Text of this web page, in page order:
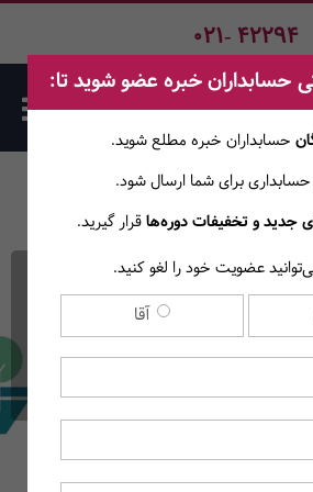
021- 42294
عالی پرورش
مالی
حسابداران خبره عضو شوید تا:
حسابداران خبره مطلع ‎شوید.
حسابداری برای شما ارسال شود.
جدید و تخفیفات دوره‌هاقرار گیرید.
عضویت خود را لغو کنید.
آقا